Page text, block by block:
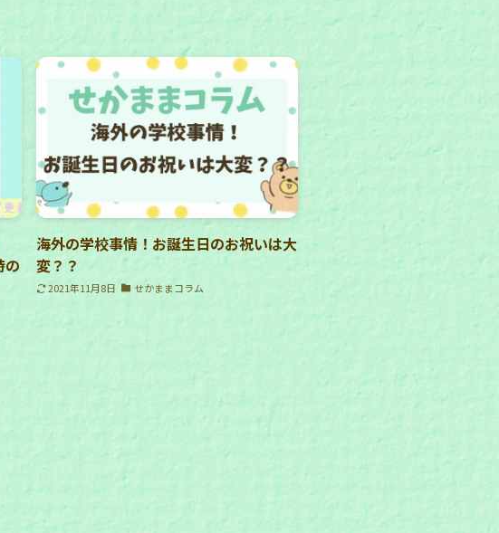
の
海外の学校事情！お誕生日のお祝いは大
変？？
2021年11月8日 せかままコラム